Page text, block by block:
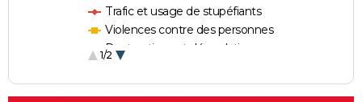
Trafic et usage de stupéfiants
Violences contre des personnes
Destructions et dégradations
1/2